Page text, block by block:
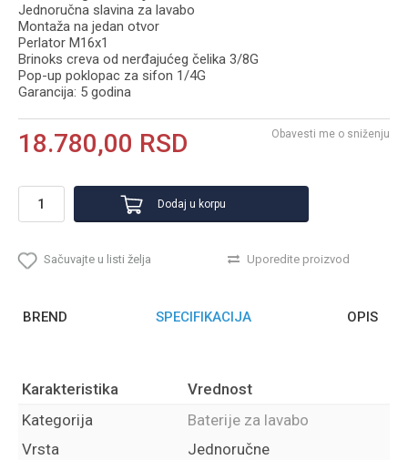
Jednoručna slavina za lavabo
Montaža na jedan otvor
Perlator M16x1
Brinoks creva od nerđajućeg čelika 3/8G
Pop-up poklopac za sifon 1/4G
Garancija: 5 godina
18.780,00 RSD Obavesti me o sniženju
Dodaj u korpu
Sačuvajte u listi želja Uporedite proizvod
BREND SPECIFIKACIJA OPIS
Karakteristika
Vrednost
Kategorija
Baterije za lavabo
Vrsta
Jednoručne